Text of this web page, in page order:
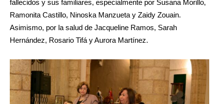
fallecidos y sus familiares, especialmente por Susana Morillo,
Ramonita Castillo, Ninoska Manzueta y Zaidy Zouain.
Asimismo, por la salud de Jacqueline Ramos, Sarah
Hernández, Rosario Tifá y Aurora Martínez.